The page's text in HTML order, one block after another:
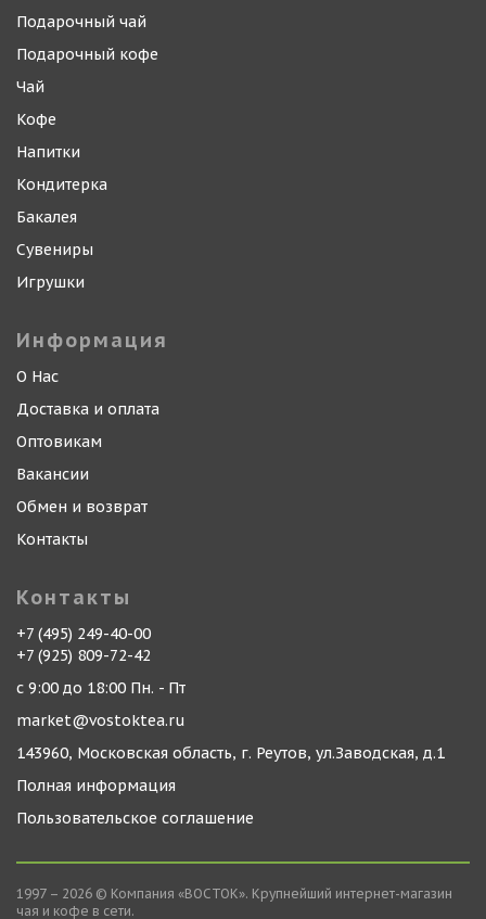
Подарочный чай
Подарочный кофе
Чай
Кофе
Напитки
Кондитерка
Бакалея
Сувениры
Игрушки
Информация
О Нас
Доставка и оплата
Оптовикам
Вакансии
Обмен и возврат
Контакты
Контакты
+7 (495) 249-40-00
+7 (925) 809-72-42
с 9:00 до 18:00 Пн. - Пт
market@vostoktea.ru
143960, Московская область, г. Реутов, ул.Заводская, д.1
Полная информация
Пользовательское соглашение
1997 – 2026 © Компания «ВОСТОК». Крупнейший интернет-магазин
чая и кофе в сети.